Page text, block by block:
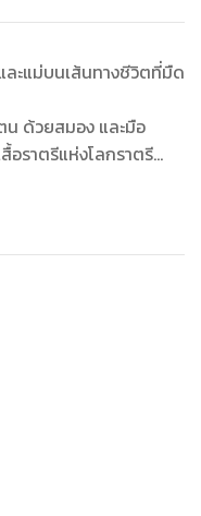
ละแม่บนเส้นทางชีวิตที่มืด
น ด้วยสมอง และมือ
อราตรีแห่งโลกราตรี
ร์ผ่องนวลใย
ามดีงามที่มีในชีวิตสูญสิ้น
รุ่นไปด้วยเพลิงแค้น
พิศวาสนั้นร้อนระอุ!"